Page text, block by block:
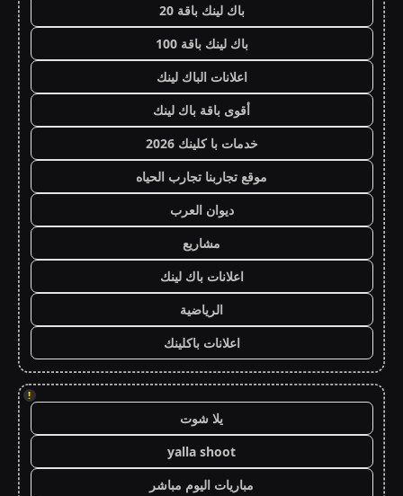
باك لينك باقة 20
باك لينك باقة 100
اعلانات الباك لينك
أقوى باقة باك لينك
خدمات با كلينك 2026
موقع تجاربنا تجارب الحياه
ديوان العرب
مشاريع
اعلانات باك لينك
الرياضية
اعلانات باكلينك
!
يلا شوت
yalla shoot
مباريات اليوم مباشر